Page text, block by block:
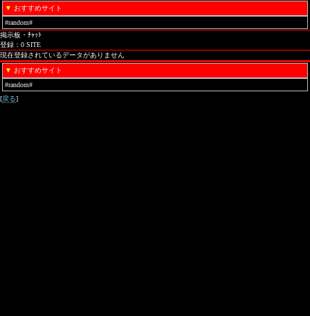
▼ おすすめサイト
#random#
掲示板・ﾁｬｯﾄ
登録：0 SITE
現在登録されているデータがありません
▼ おすすめサイト
#random#
[戻る]